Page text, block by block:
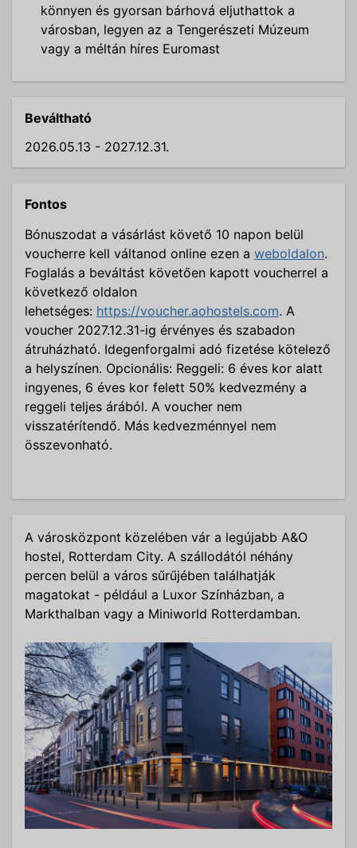
könnyen és gyorsan bárhová eljuthattok a
városban, legyen az a Tengerészeti Múzeum
vagy a méltán híres Euromast
Beváltható
2026.05.13 - 2027.12.31.
Fontos
Bónuszodat a vásárlást követő 10 napon belül
voucherre kell váltanod online ezen a weboldalon.
Foglalás a beváltást követően kapott voucherrel a
következő oldalon
lehetséges: https://voucher.aohostels.com. A
voucher 2027.12.31-ig érvényes és szabadon
átruházható. Idegenforgalmi adó fizetése kötelező
a helyszínen. Opcionális: Reggeli: 6 éves kor alatt
ingyenes, 6 éves kor felett 50% kedvezmény a
reggeli teljes árából. A voucher nem
visszatérítendő. Más kedvezménnyel nem
összevonható.
A városközpont közelében vár a legújabb A&O
hostel, Rotterdam City. A szállodától néhány
percen belül a város sűrűjében találhatják
magatokat - például a Luxor Színházban, a
Markthalban vagy a Miniworld Rotterdamban.